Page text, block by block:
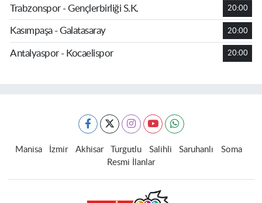
Trabzonspor - Gençlerbirliği S.K. 20:00
Kasımpaşa - Galatasaray 20:00
Antalyaspor - Kocaelispor 20:00
Manisa İzmir Akhisar Turgutlu Salihli Saruhanlı
Soma
Resmi İlanlar